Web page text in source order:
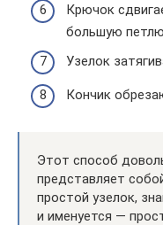
Крючок
большую петлю.
Узелок
Кончик
Этот способ
представляет
простой узелок,
и именуется —